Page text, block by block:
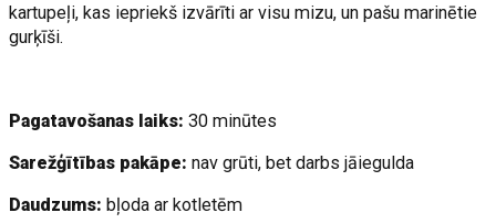
kartupeļi, kas iepriekš izvārīti ar visu mizu, un pašu marinētie
gurķīši.
Pagatavošanas laiks: 30 minūtes
Sarežģītības pakāpe: nav grūti, bet darbs jāiegulda
Daudzums: bļoda ar kotletēm